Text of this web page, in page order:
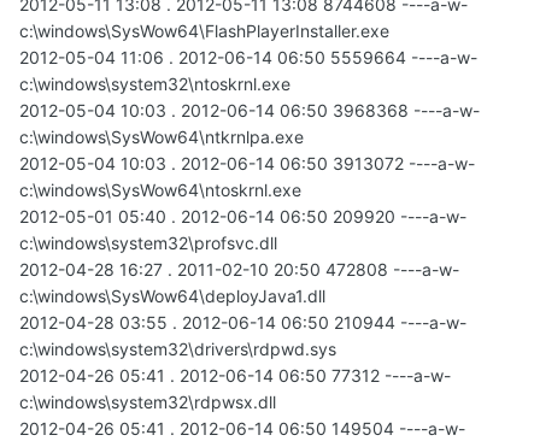
c:\windows\SysWow64\FlashPlayerInstaller.exe
2012-05-04 11:06 . 2012-06-14 06:50 5559664 ----a-w-
c:\windows\system32\ntoskrnl.exe
2012-05-04 10:03 . 2012-06-14 06:50 3968368 ----a-w-
c:\windows\SysWow64\ntkrnlpa.exe
2012-05-04 10:03 . 2012-06-14 06:50 3913072 ----a-w-
c:\windows\SysWow64\ntoskrnl.exe
2012-05-01 05:40 . 2012-06-14 06:50 209920 ----a-w-
c:\windows\system32\profsvc.dll
2012-04-28 16:27 . 2011-02-10 20:50 472808 ----a-w-
c:\windows\SysWow64\deployJava1.dll
2012-04-28 03:55 . 2012-06-14 06:50 210944 ----a-w-
c:\windows\system32\drivers\rdpwd.sys
2012-04-26 05:41 . 2012-06-14 06:50 77312 ----a-w-
c:\windows\system32\rdpwsx.dll
2012-04-26 05:41 . 2012-06-14 06:50 149504 ----a-w-